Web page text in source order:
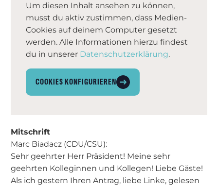
Um diesen Inhalt ansehen zu können,
musst du aktiv zustimmen, dass Medien-
Cookies auf deinem Computer gesetzt
werden. Alle Informationen hierzu findest
du in unserer Datenschutzerklärung.
COOKIES KONFIGURIEREN
Mitschrift
Marc Biadacz (CDU/CSU):
Sehr geehrter Herr Präsident! Meine sehr
geehrten Kolleginnen und Kollegen! Liebe Gäste!
Als ich gestern Ihren Antrag, liebe Linke, gelesen